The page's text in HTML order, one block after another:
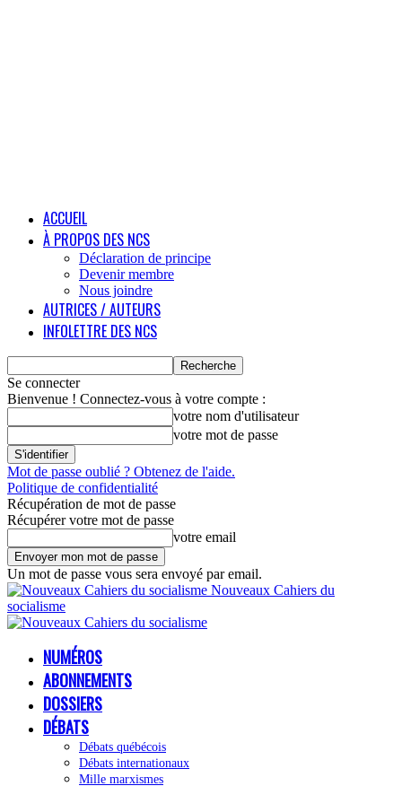
ACCUEIL
À PROPOS DES NCS
Déclaration de principe
Devenir membre
Nous joindre
AUTRICES / AUTEURS
INFOLETTRE DES NCS
Se connecter
Bienvenue ! Connectez-vous à votre compte :
votre nom d'utilisateur
votre mot de passe
Mot de passe oublié ? Obtenez de l'aide.
Politique de confidentialité
Récupération de mot de passe
Récupérer votre mot de passe
votre email
Un mot de passe vous sera envoyé par email.
Nouveaux Cahiers du
socialisme
NUMÉROS
ABONNEMENTS
DOSSIERS
DÉBATS
Débats québécois
Débats internationaux
Mille marxismes